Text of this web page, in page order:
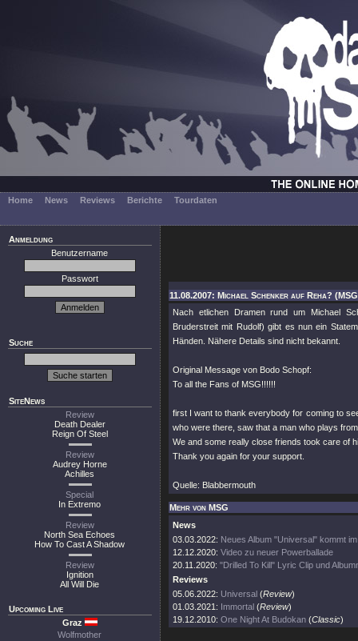
Home News Reviews Berichte Tourdaten
Anmeldung
Benutzername
Passwort
Suche
SiteNews
Review
Death Dealer
Reign Of Steel
Review
Audrey Horne
Achilles
Special
In Extremo
Review
North Sea Echoes
How To Cast A Shadow
Review
Ignition
All Will Die
Upcoming Live
Graz
Wolfmother
11.08.2007: Michael Schenker auf Reha?
Nach etlichen Dramen rund um Michael
Bruderstreit mit Rudolf) gibt es nun ein
Händen. Nähere Details sind nicht bekannt.
Original Message von Bodo Schopf:
To all the Fans of MSG!!!!!!
first I want to thank everybody for coming to
who were there, saw that a man who plays
We and some really close friends took care of
Thank you again for your support.
Quelle: Blabbermouth
Mehr von MSG
News
03.03.2022: Neues Album "Universal" kommt
12.12.2020: Video zu neuer Powerballade
20.11.2020: "Drilled To Kill" Lyric Clip und
Reviews
05.06.2022: Universal (Review)
01.03.2021: Immortal (Review)
19.12.2010: One Night At Budokan (Classic)